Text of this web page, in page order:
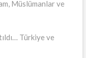
Müslümanlar ve
Türkiye ve